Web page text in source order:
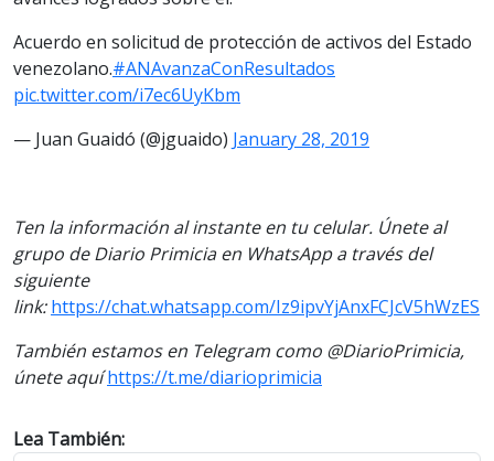
Acuerdo en solicitud de protección de activos del Estado
venezolano.#ANAvanzaConResultados
pic.twitter.com/i7ec6UyKbm
— Juan Guaidó (@jguaido) January 28, 2019
Ten la información al instante en tu celular. Únete al
grupo de Diario Primicia en WhatsApp a través del
siguiente
link:https://chat.whatsapp.com/Iz9ipvYjAnxFCJcV5hWzES
También estamos en Telegram como @DiarioPrimicia,
únete aquí https://t.me/diarioprimicia
Lea También: